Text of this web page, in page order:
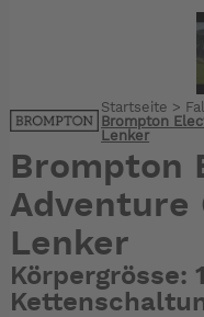
Startseite >
Brompton
Lenker
Brompton
Adventure
Lenker
Körpergrösse: